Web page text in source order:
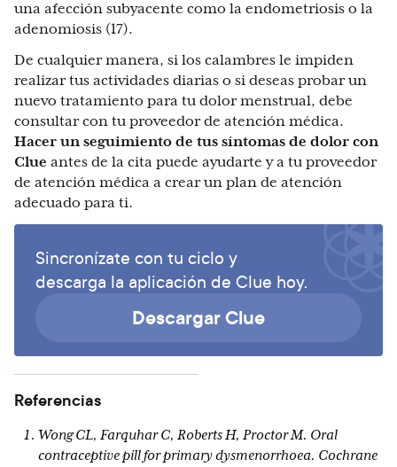
una afección subyacente como la endometriosis o la
adenomiosis (17).
De cualquier manera, si los calambres le impiden
realizar tus actividades diarias o si deseas probar un
nuevo tratamiento para tu dolor menstrual, debe
consultar con tu proveedor de atención médica.
Hacer un seguimiento de tus síntomas de dolor con
Clue antes de la cita puede ayudarte y a tu proveedor
de atención médica a crear un plan de atención
adecuado para ti.
Sincronízate con tu ciclo y
descarga la aplicación de Clue hoy.
Descargar Clue
Referencias
Wong CL, Farquhar C, Roberts H, Proctor M. Oral
contraceptive pill for primary dysmenorrhoea. Cochrane